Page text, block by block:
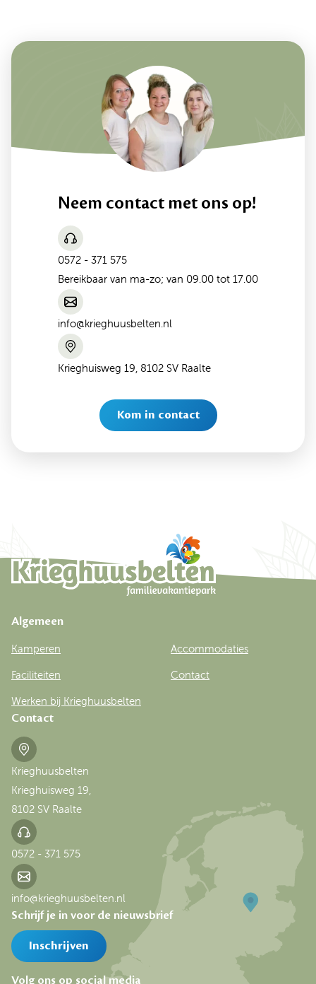
Neem contact met ons op!
0572 - 371 575
Bereikbaar van ma-zo; van 09.00 tot 17.00
info@krieghuusbelten.nl
Krieghuisweg 19, 8102 SV Raalte
Kom in contact
Schrijf je in voor de nieuwsbrief
Inschrijven
Volg ons op social media
Contact
Krieghuusbelten
Krieghuisweg 19,
8102 SV Raalte
0572 - 371 575
info@krieghuusbelten.nl
Algemeen
Kamperen Accommodaties
Faciliteiten Contact
Werken bij Krieghuusbelten